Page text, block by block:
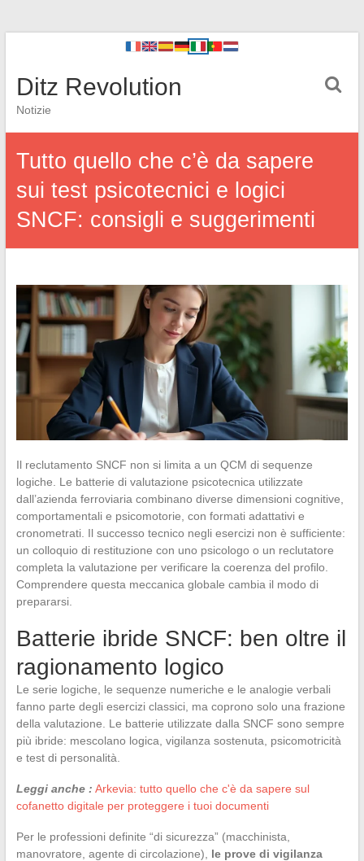
Ditz Revolution
Notizie
Tutto quello che c’è da sapere
sui test psicotecnici e logici
SNCF: consigli e suggerimenti
Il reclutamento SNCF non si limita a un QCM di sequenze
logiche. Le batterie di valutazione psicotecnica utilizzate
dall’azienda ferroviaria combinano diverse dimensioni cognitive,
comportamentali e psicomotorie, con formati adattativi e
cronometrati. Il successo tecnico negli esercizi non è sufficiente:
un colloquio di restituzione con uno psicologo o un reclutatore
completa la valutazione per verificare la coerenza del profilo.
Comprendere questa meccanica globale cambia il modo di
prepararsi.
Batterie ibride SNCF: ben oltre il
ragionamento logico
Le serie logiche, le sequenze numeriche e le analogie verbali
fanno parte degli esercizi classici, ma coprono solo una frazione
della valutazione. Le batterie utilizzate dalla SNCF sono sempre
più ibride: mescolano logica, vigilanza sostenuta, psicomotricità
e test di personalità.
Leggi anche : Arkevia: tutto quello che c'è da sapere sul
cofanetto digitale per proteggere i tuoi documenti
Per le professioni definite “di sicurezza” (macchinista,
manovratore, agente di circolazione), le prove di vigilanza